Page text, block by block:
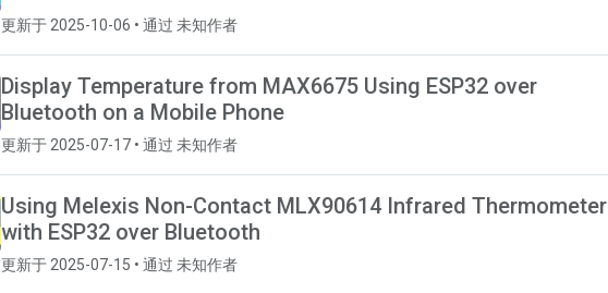
更新于 2025-10-06 • 通过 未知作者
Display Temperature from MAX6675 Using ESP32 over
Bluetooth on a Mobile Phone
更新于 2025-07-17 • 通过 未知作者
Using Melexis Non-Contact MLX90614 Infrared Thermometer
with ESP32 over Bluetooth
更新于 2025-07-15 • 通过 未知作者